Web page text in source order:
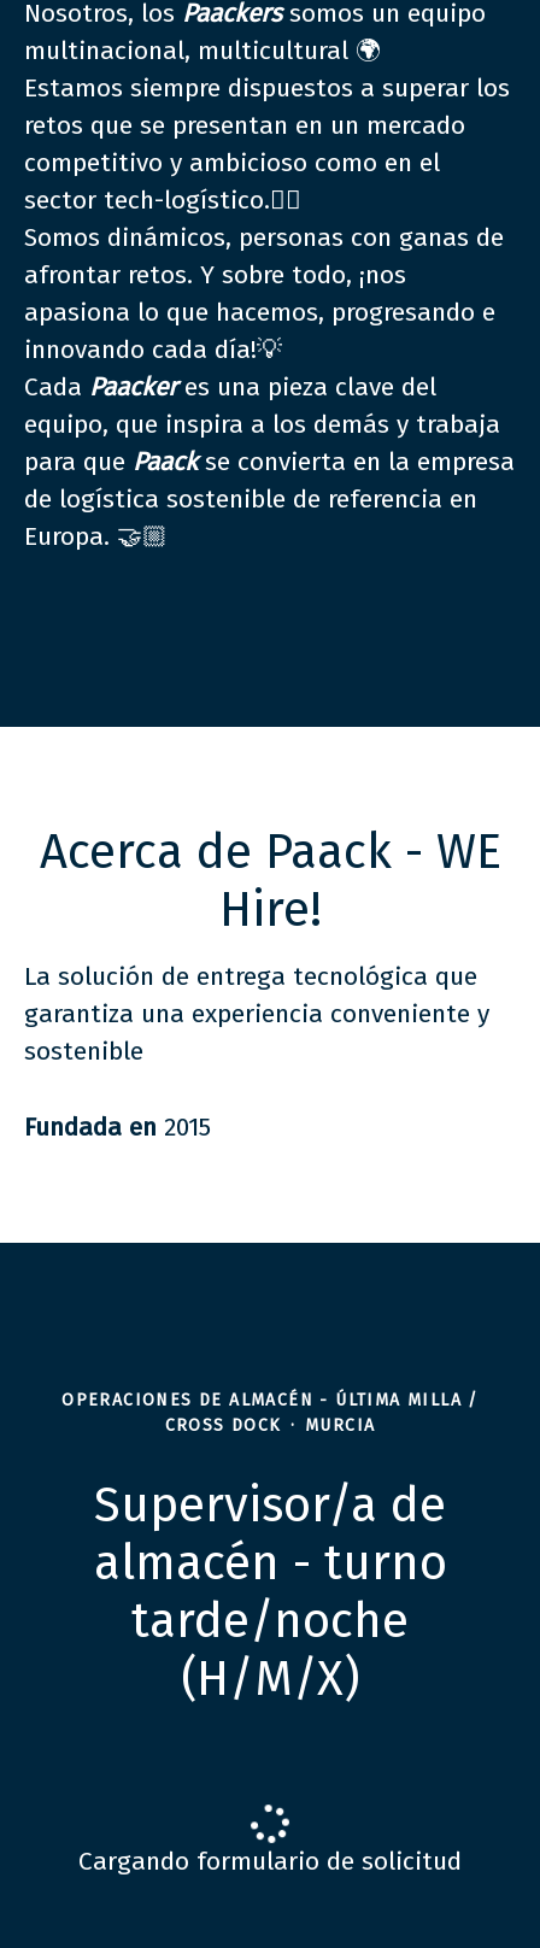
Nosotros, los Paackerssomos un equipo
multinacional, multicultural 🌍
Estamos siempre dispuestos a superar los
retos que se presentan en un mercado
competitivo y ambicioso como en el
sector tech-logístico.🐱‍🏍
Somos dinámicos, personas con ganas de
afrontar retos. Y sobre todo, ¡nos
apasiona lo que hacemos, progresando e
innovando cada día!💡
Cada Paacker es una pieza clave del
equipo, que inspira a los demás y trabaja
para que Paackse convierta en la empresa
de logística sostenible de referencia en
Europa. 🤝🏼
Acerca de Paack - WE
Hire!
La solución de entrega tecnológica que
garantiza una experiencia conveniente y
sostenible
Fundada en 2015
OPERACIONES DE ALMACÉN - ÚLTIMA MILLA /
CROSS DOCK · MURCIA
Supervisor/a de
almacén - turno
tarde/noche
(H/M/X)
Cargando formulario de solicitud